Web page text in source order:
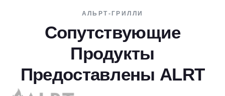
АЛЬРТ-ГРИЛЛИ
Сопутствующие
Продукты
Предоставлены ALRT